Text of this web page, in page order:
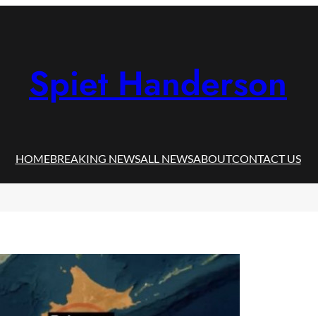
Spiet Handerson
HOMEBREAKING NEWSALL NEWSABOUTCONTACT US